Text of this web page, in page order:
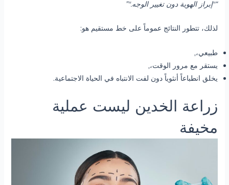
“"إبراز الهوية دون تغيير الوجه."”
لذلك، تتطور النتائج عموماً على خط مستقيم هو:
طبيعي،,
يستقر مع مرور الوقت،,
يخلق انطباعاً أنثوياً دون لفت الانتباه في الحياة الاجتماعية.
زراعة الخدين ليست عملية
مخيفة